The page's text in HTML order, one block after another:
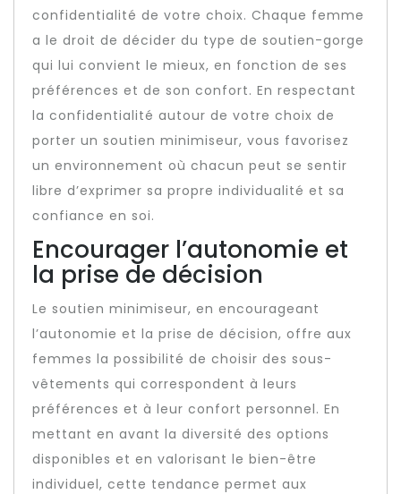
confidentialité de votre choix. Chaque femme
a le droit de décider du type de soutien-gorge
qui lui convient le mieux, en fonction de ses
préférences et de son confort. En respectant
la confidentialité autour de votre choix de
porter un soutien minimiseur, vous favorisez
un environnement où chacun peut se sentir
libre d’exprimer sa propre individualité et sa
confiance en soi.
Encourager l’autonomie et
la prise de décision
Le soutien minimiseur, en encourageant
l’autonomie et la prise de décision, offre aux
femmes la possibilité de choisir des sous-
vêtements qui correspondent à leurs
préférences et à leur confort personnel. En
mettant en avant la diversité des options
disponibles et en valorisant le bien-être
individuel, cette tendance permet aux